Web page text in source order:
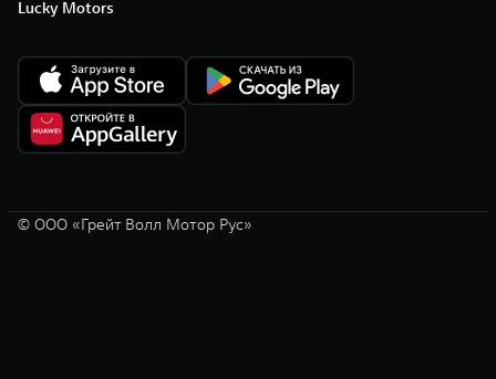
Lucky Motors
© ООО «Грейт Волл Мотор Рус»